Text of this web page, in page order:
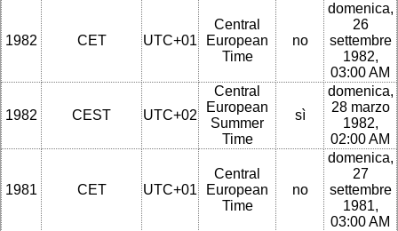
1982 CET UTC+01
Central
European
Time
no
domenica,
26
settembre
1982,
03:00 AM
1982 CEST UTC+02
Central
European
Summer
Time
sì
domenica,
28 marzo
1982,
02:00 AM
1981 CET UTC+01
Central
European
Time
no
domenica,
27
settembre
1981,
03:00 AM